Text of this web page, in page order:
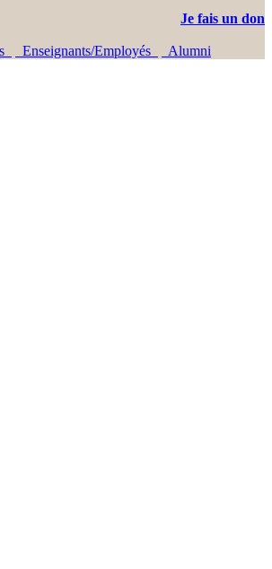
Je fais un don
Enseignants/Employés
Alumni